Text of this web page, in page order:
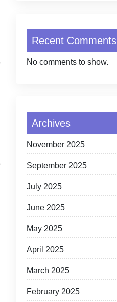
Recent Comments
No comments to show.
Archives
November 2025
September 2025
July 2025
June 2025
May 2025
April 2025
March 2025
February 2025